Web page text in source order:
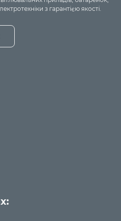
з гарантією якості.